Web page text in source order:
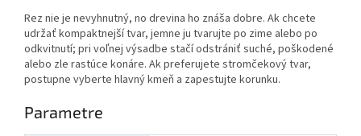
Rez nie je nevyhnutný, no drevina ho znáša dobre. Ak chcete
udržať kompaktnejší tvar, jemne ju tvarujte po zime alebo po
odkvitnutí; pri voľnej výsadbe stačí odstrániť suché, poškodené
alebo zle rastúce konáre. Ak preferujete stromčekový tvar,
postupne vyberte hlavný kmeň a zapestujte korunku.
Parametre